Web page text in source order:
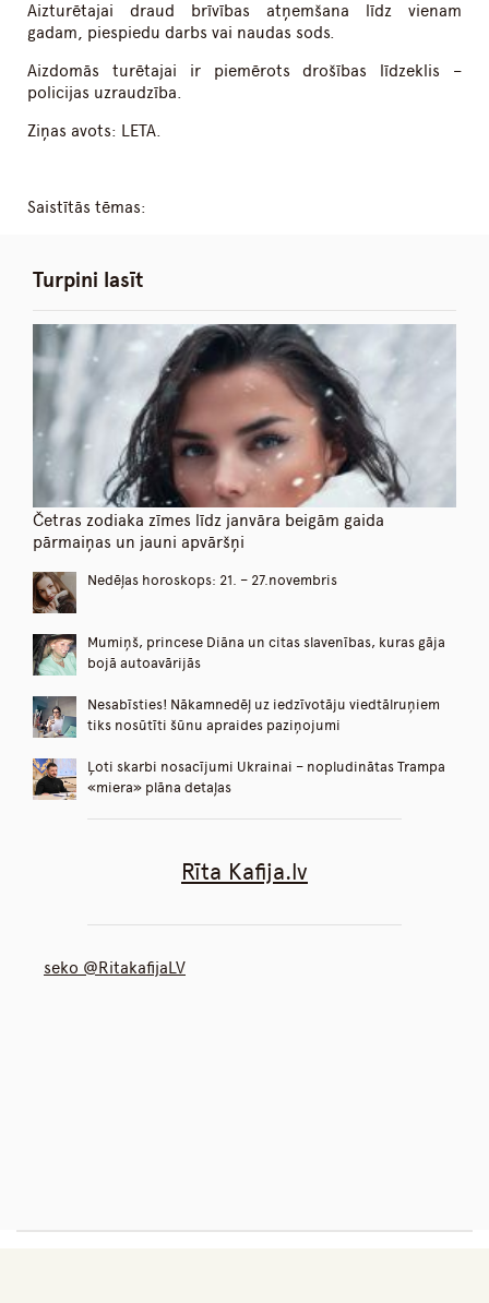
Aizturētajai draud brīvības atņemšana līdz vienam
gadam, piespiedu darbs vai naudas sods.
Aizdomās turētajai ir piemērots drošības līdzeklis –
policijas uzraudzība.
Ziņas avots: LETA.
Saistītās tēmas:
Turpini lasīt
Četras zodiaka zīmes līdz janvāra beigām gaida
pārmaiņas un jauni apvāršņi
Nedēļas horoskops: 21. – 27.novembris
Mumiņš, princese Diāna un citas slavenības, kuras gāja
bojā autoavārijās
Nesabīsties! Nākamnedēļ uz iedzīvotāju viedtālruņiem
tiks nosūtīti šūnu apraides paziņojumi
Ļoti skarbi nosacījumi Ukrainai – nopludinātas Trampa
«miera» plāna detaļas
Rīta Kafija.lv
seko @RitakafijaLV